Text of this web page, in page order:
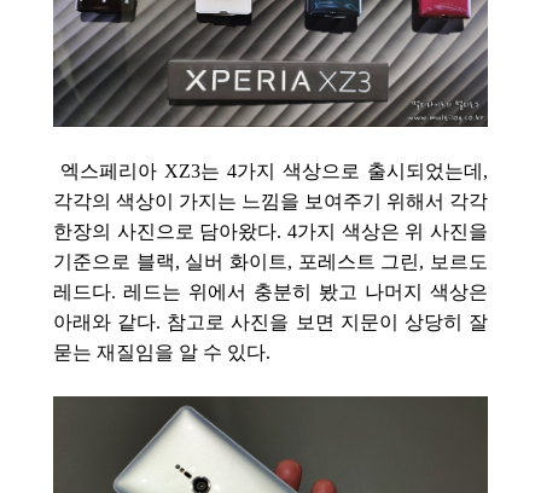
엑스페리아 XZ3는 4가지 색상으로 출시되었는데,
각각의 색상이 가지는 느낌을 보여주기 위해서 각각
한장의 사진으로 담아왔다. 4가지 색상은 위 사진을
기준으로 블랙, 실버 화이트, 포레스트 그린, 보르도
레드다. 레드는 위에서 충분히 봤고 나머지 색상은
아래와 같다. 참고로 사진을 보면 지문이 상당히 잘
묻는 재질임을 알 수 있다.